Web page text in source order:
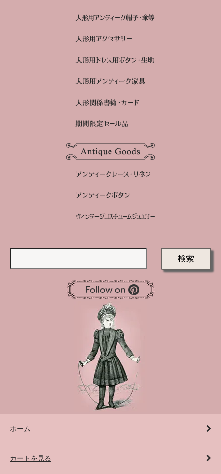
検索
ホーム
カートを見る